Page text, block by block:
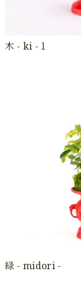
木 - ki -１
緑 - midori -